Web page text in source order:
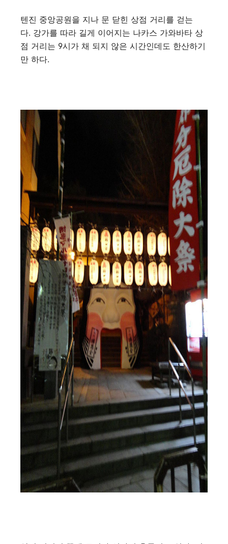
텐진 중앙공원을 지나 문 닫힌 상점 거리를 걷는
다. 강가를 따라 길게 이어지는 나카스 가와바타 상
점 거리는 9시가 채 되지 않은 시간인데도 한산하기
만 하다.